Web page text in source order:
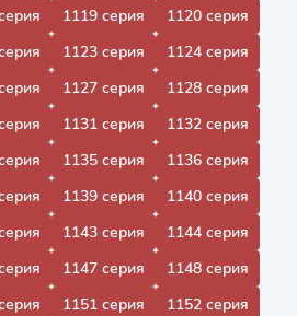
1119 серия
1120 серия
1123 серия
1124 серия
1127 серия
1128 серия
1131 серия
1132 серия
1135 серия
1136 серия
1139 серия
1140 серия
1143 серия
1144 серия
1147 серия
1148 серия
1151 серия
1152 серия